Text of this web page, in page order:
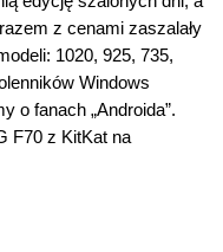
z cenami zaszalały
1020, 925, 735,
Windows
o fanach „Androida”.
F70 z KitKat na